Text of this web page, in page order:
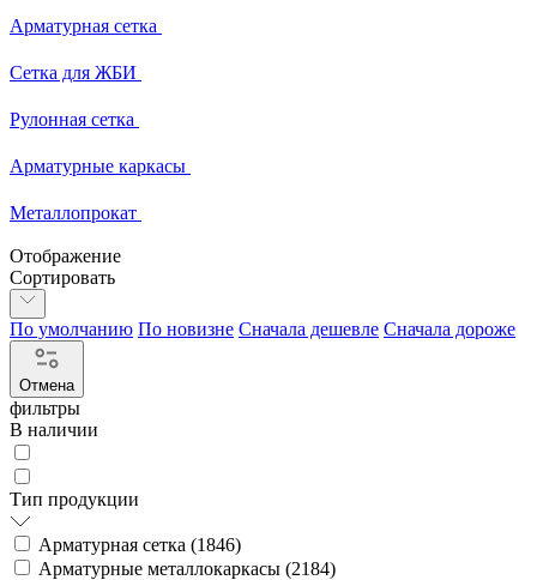
Арматурная сетка
Сетка для ЖБИ
Рулонная сетка
Арматурные каркасы
Металлопрокат
Отображение
Сортировать
По умолчанию По новизне Сначала дешевле Сначала дороже
Отмена
фильтры
В наличии
Тип продукции
Арматурная сетка (1846)
Арматурные металлокаркасы (2184)